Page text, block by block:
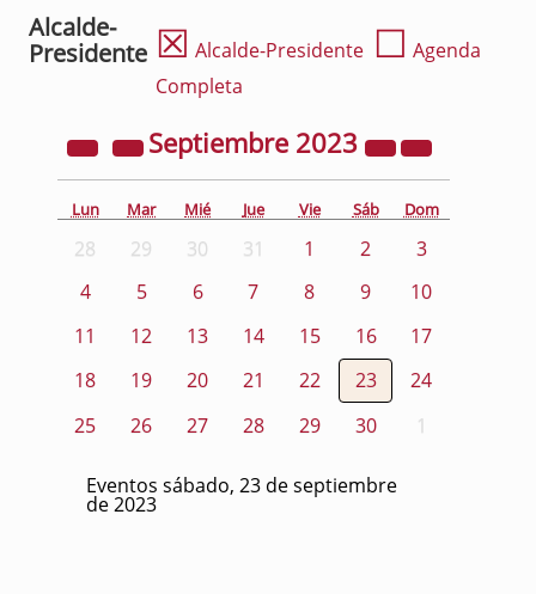
Alcalde-
Presidente ☒ Alcalde-Presidente ☐ Agenda
Completa
Septiembre 2023
Lun Mar Mié Jue Vie Sáb Dom
28 29 30 31 1 2
3
4
5 6 7 8 9
10
11
12 13 14 15 16
17
18
19 20 21 22 23
24
25
26 27 28 29 30 1
Eventos sábado, 23 de septiembre
de 2023